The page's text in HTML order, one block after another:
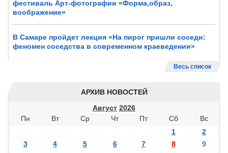
фестиваль Арт-фотографии «Форма,образ,
воображение»
В Самаре пройдет лекция «На пирог пришли соседи:
феномен соседства в современном краеведении»
Весь список
АРХИВ НОВОСТЕЙ
Август 2026
Пн
Вт Ср Чт Пт Сб
Вс
1
2
3
4 5 6 7 8
9